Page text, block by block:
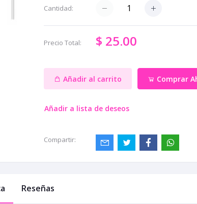
Cantidad:
Precio Total: $ 25.00
Añadir al carrito Comprar
Añadir a lista de deseos
Compartir:
Reseñas